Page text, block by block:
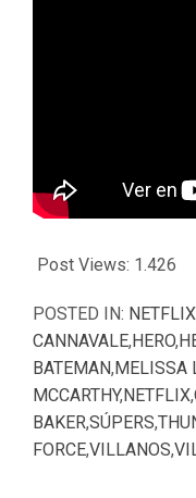
Post Views: 1.426
POSTED IN: NETFLIX
CANNAVALE,HERO,
BATEMAN,MELISSA
MCCARTHY,NETFLIX,
BAKER,SÚPERS,
FORCE,VILLANOS,